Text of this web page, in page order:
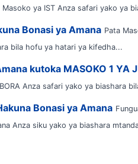
ya IST Anza safari yako ya
Bonasi ya Amana Pata
bila hofu ya hatari ya kifedha...
kutoka MASOKO 1 YA
Anza safari yako ya biashara
Bonasi ya Amana
Anza siku yako ya biashara